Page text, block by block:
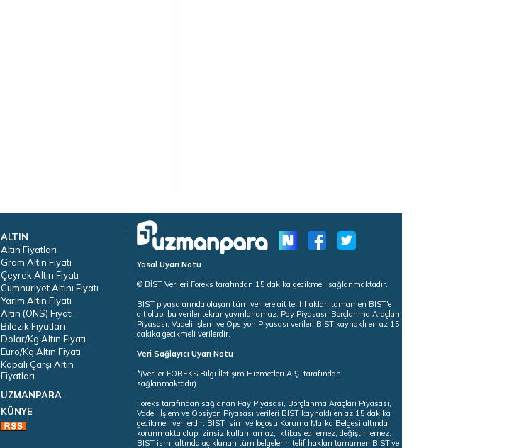
ALTIN
Altın Fiyatları
Gram Altın Fiyatı
Çeyrek Altın Fiyatı
Cumhuriyet Altını Fiyatı
Yarım Altın Fiyatı
Altın (ONS) Fiyatı
Bilezik Fiyatları
Dolar/Kg Altın Fiyatı
Euro/Kg Altın Fiyatı
Kapalı Çarşı Altın
Fiyatları
UZMANPARA
KÜNYE
Yasal Uyarı Notu
© BİST Verileri Foreks tarafından 15 dakika gecikmeli sağlanmaktadır.
BIST piyasalarında oluşan tüm verilere ait telif hakları tamamen BIST'e
ait olup, bu veriler tekrar yayınlanamaz. Pay Piyasası, Borçlanma Araçları
Piyasası, Vadeli İşlem ve Opsiyon Piyasası verileri BIST kaynaklı en az 15
dakika gecikmeli verilerdir.
Veri Sağlayıcı Uyarı Notu
*(Veriler FOREKS Bilgi İletişim Hizmetleri A.Ş. tarafından
sağlanmaktadır)
Foreks tarafından sağlanan Pay Piyasası, Borçlanma Araçları Piyasası,
Vadeli İşlem ve Opsiyon Piyasası verileri BIST kaynaklı en az 15 dakika
gecikmeli verilerdir. BIST isim ve logosu Koruma Marka Belgesi altında
korunmakta olup izinsiz kullanılamaz, iktibas edilemez, değiştirilemez.
BIST ismi altında açıklanan tüm belgelerin telif hakları tamamen BIST'ye